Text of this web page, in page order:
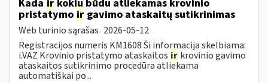
Kada ir kokiu būdu atliekamas krovinio
pristatymo ir gavimo ataskaitų sutikrinimas
Web turinio sąrašas 2026-05-12
Registracijos numeris KM1608 Ši informacija skelbiama:
i.VAZ Krovinio pristatymo ataskaitos ir krovinio gavimo
ataskaitos sutikrinimo procedūra atliekama
automatiškai po...